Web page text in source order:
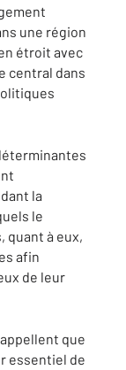
une région
étroit avec
central dans
la
le
quant à eux,
afin
de leur
que
essentiel de